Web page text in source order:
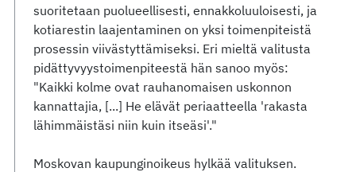
suoritetaan puolueellisesti, ennakkoluuloisesti, ja
kotiarestin laajentaminen on yksi toimenpiteistä
prosessin viivästyttämiseksi. Eri mieltä valitusta
pidättyvyystoimenpiteestä hän sanoo myös:
"Kaikki kolme ovat rauhanomaisen uskonnon
kannattajia, [...] He elävät periaatteella 'rakasta
lähimmäistäsi niin kuin itseäsi'."
Moskovan kaupunginoikeus hylkää valituksen.